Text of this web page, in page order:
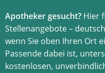
Apotheker gesucht? Hier
Stellenangebote –
wenn Sie oben Ihren Ort
Passende dabei ist,
kostenlosen,